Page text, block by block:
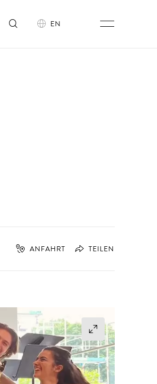
EN
ANFAHRT TEILEN